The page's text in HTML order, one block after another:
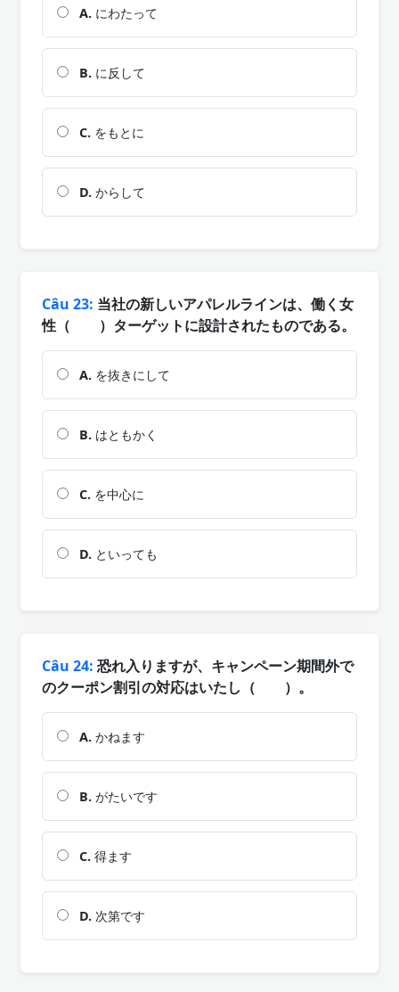
A. にわたって
B. に反して
C. をもとに
D. からして
Câu 23: 当社の新しいアパレルラインは、働く女
性（ ）ターゲットに設計されたものである。
A. を抜きにして
B. はともかく
C. を中心に
D. といっても
Câu 24: 恐れ入りますが、キャンペーン期間外で
のクーポン割引の対応はいたし（ ）。
A. かねます
B. がたいです
C. 得ます
D. 次第です